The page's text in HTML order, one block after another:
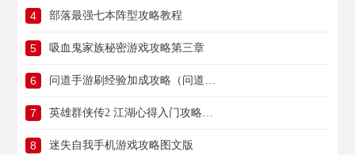
4 部落最强七本阵型攻略教程
5 吸血鬼家族秘密游戏攻略第三章
6 问道手游刷经验加成攻略（问道手游刷经验往哪里刷）
7 英雄群侠传2 江湖心得入门攻略（英雄群侠传2 江湖心得入门攻略视频）
8 迷失自我手机游戏攻略图文版